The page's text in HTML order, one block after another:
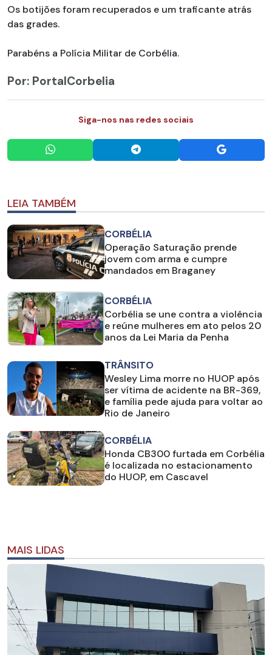
Os botijões foram recuperados e um traficante atrás
das grades.
Parabéns a Polícia Militar de Corbélia.
Por: PortalCorbelia
Siga-nos nas redes sociais
LEIA TAMBÉM
CORBÉLIA
Operação Saturação prende
jovem com arma e cumpre
mandados em Braganey
CORBÉLIA
Corbélia se une contra a violência
e reúne mulheres em ato pelos 20
anos da Lei Maria da Penha
TRÂNSITO
Wesley Lima morre no HUOP após
ser vítima de acidente na BR-369,
e família pede ajuda para voltar ao
Rio de Janeiro
CORBÉLIA
Honda CB300 furtada em Corbélia
é localizada no estacionamento
do HUOP, em Cascavel
MAIS LIDAS